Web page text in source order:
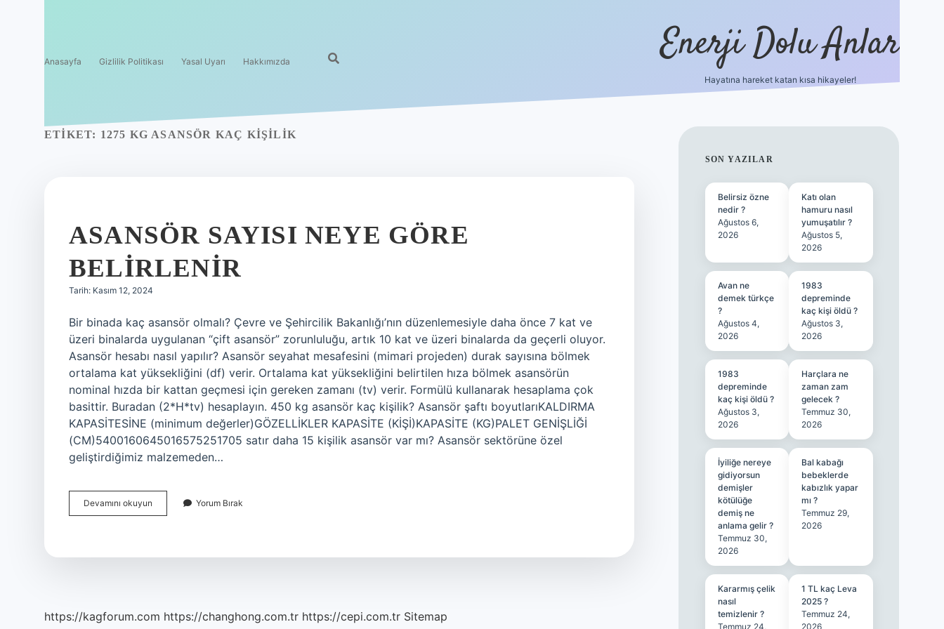
Anasayfa Gizlilik Politikası Yasal Uyarı Hakkımızda Enerji Dolu Anlar
Hayatına hareket katan kısa hikayeler!
ETIKET: 1275 KG ASANSÖR KAÇ KIŞILIK
ASANSÖR SAYISI NEYE GÖRE
BELIRLENIR
Tarih: Kasım 12, 2024
Bir binada kaç asansör olmalı? Çevre ve Şehircilik Bakanlığı’nın düzenlemesiyle daha önce 7 kat ve
üzeri binalarda uygulanan “çift asansör” zorunluluğu, artık 10 kat ve üzeri binalarda da geçerli oluyor.
Asansör hesabı nasıl yapılır? Asansör seyahat mesafesini (mimari projeden) durak sayısına bölmek
ortalama kat yüksekliğini (df) verir. Ortalama kat yüksekliğini belirtilen hıza bölmek asansörün
nominal hızda bir kattan geçmesi için gereken zamanı (tv) verir. Formülü kullanarak hesaplama çok
basittir. Buradan (2*H*tv) hesaplayın. 450 kg asansör kaç kişilik? Asansör şaftı boyutlarıKALDIRMA
KAPASİTESİNE (minimum değerler)GÖZELLİKLER KAPASİTE (KİŞİ)KAPASİTE (KG)PALET GENİŞLİĞİ
(CM)5400160645016575251705 satır daha 15 kişilik asansör var mı? Asansör sektörüne özel
geliştirdiğimiz malzemeden…
Devamını okuyun
Sayısı
Yorum Bırak
https://kagforum.com https://changhong.com.tr https://cepi.com.tr Sitemap
SIDEBAR
SON YAZILAR
Belirsiz özne
nedir ?
Ağustos 6,
2026
Katı olan
hamuru nasıl
yumuşatılır ?
Ağustos 5,
2026
Avan ne
demek türkçe
?
Ağustos 4,
2026
1983
depreminde
kaç kişi öldü ?
Ağustos 3,
2026
1983
depreminde
kaç kişi öldü ?
Ağustos 3,
2026
Harçlara ne
zaman zam
gelecek ?
Temmuz 30,
2026
İyiliğe nereye
gidiyorsun
demişler
kötülüğe
demiş ne
anlama gelir ?
Temmuz 30,
2026
Bal kabağı
bebeklerde
kabızlık yapar
mı ?
Temmuz 29,
2026
Kararmış çelik
nasıl
temizlenir ?
Temmuz 24,
1 TL kaç Leva
2025 ?
Temmuz 24,
2026
betexper güncel